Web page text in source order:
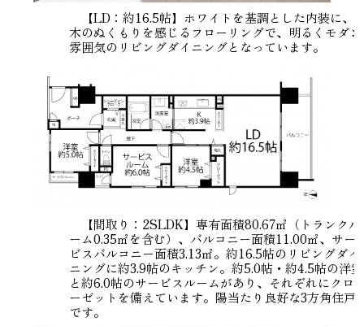
【LD：約16.5帖】ホワイトを基調とした内装に、
木のぬくもりを感じるフローリングで、明るくモダン
雰囲気のリビングダイニングとなっています。
【間取り：2SLDK】専有面積80.67㎡（トランクル
ーム0.35㎡を含む）、バルコニー面積11.00㎡、サー
ビスバルコニー面積3.13㎡。約16.5帖のリビングダイ
ニングに約3.9帖のキッチン。約5.0帖・約4.5帖の洋室
と約6.0帖のサービスルームがあり、それぞれにクロ
ーゼットを備えています。陽当たり良好な3方角住戸
です。